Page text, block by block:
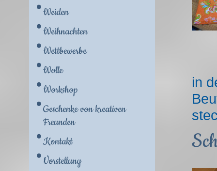
Weiden
Weihnachten
Wettbewerbe
Wolle
Workshop
Geschenke von kreativen
Freunden
Kontakt
Vorstellung
in